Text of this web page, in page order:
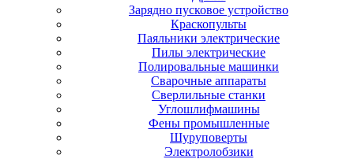
Зарядно пусковое устройство
Краскопульты
Паяльники электрические
Пилы электрические
Полировальные машинки
Сварочные аппараты
Сверлильные станки
Углошлифмашины
Фены промышленные
Шуруповерты
Электролобзики